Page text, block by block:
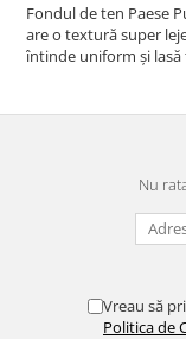
Fondul de ten Paese
are o textură super
întinde uniform și
rezistă bine toată ziua
oxidează. Se simte ca
hidratantă pe piele. Un
Nu
Vreau să
Politica de